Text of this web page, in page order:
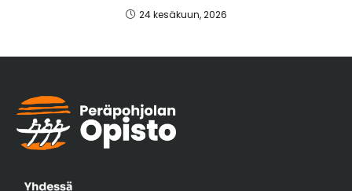
24 kesäkuun, 2026